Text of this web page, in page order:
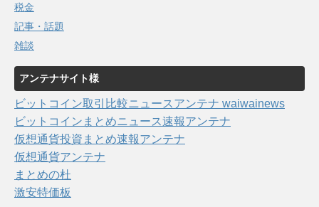
税金
記事・話題
雑談
アンテナサイト様
ビットコイン取引比較ニュースアンテナ waiwainews
ビットコインまとめニュース速報アンテナ
仮想通貨投資まとめ速報アンテナ
仮想通貨アンテナ
まとめの杜
激安特価板